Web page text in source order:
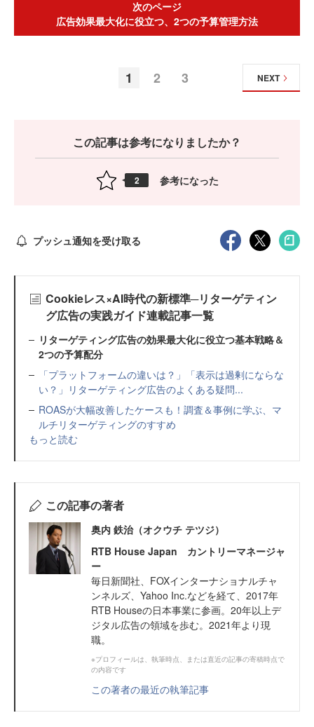
次のページ
広告効果最大化に役立つ、2つの予算管理方法
1 2 3 NEXT
この記事は参考になりましたか？
2 参考になった
プッシュ通知を受け取る
Cookieレス×AI時代の新標準─リターゲティン
グ広告の実践ガイド連載記事一覧
リターゲティング広告の効果最大化に役立つ基本戦略＆
2つの予算配分
「プラットフォームの違いは？」「表示は過剰にならな
い？」リターゲティング広告のよくある疑問...
ROASが大幅改善したケースも！調査＆事例に学ぶ、マ
ルチリターゲティングのすすめ
もっと読む
この記事の著者
奥内 鉄治（オクウチ テツジ）
RTB House Japan カントリーマネージャ
ー
毎日新聞社、FOXインターナショナルチャ
ンネルズ、Yahoo Inc.などを経て、2017年
RTB Houseの日本事業に参画。20年以上デ
ジタル広告の領域を歩む。2021年より現
職。
※プロフィールは、執筆時点、または直近の記事の寄稿時点で
の内容です
この著者の最近の執筆記事